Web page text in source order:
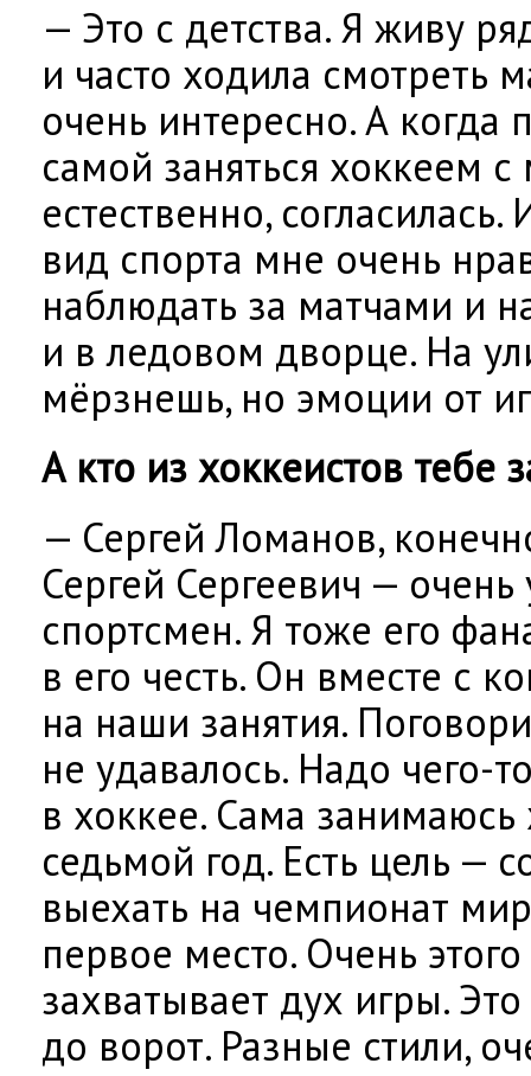
— Это с детства. Я живу
и часто ходила смотреть
очень интересно. А когда
самой заняться хоккеем с
естественно,
вид спорта мне очень
наблюдать за матчами и
и в ледовом дворце. На
мёрзнешь, но эмоции от
А кто из хоккеистов тебе
— Сергей Ломанов,
Сергей Сергеевич —
спортсмен. Я тоже его
в его честь. Он вместе с
на наши занятия.
не удавалось. Надо чего-
в хоккее. Сама
седьмой год. Есть цель —
выехать на чемпионат
первое место. Очень
захватывает дух игры.
до ворот. Разные стили,